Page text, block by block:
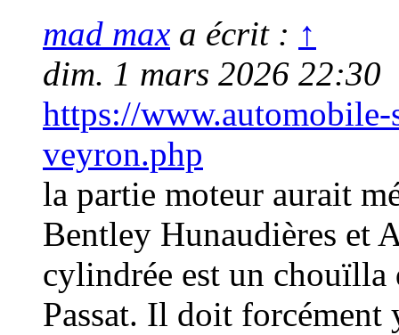
mad max a écrit : ↑
dim. 1 mars 2026 22:30
https://
veyron.php
la partie moteur aurait
Bentley Hunaudières et
cylindrée est un
Passat. Il doit forcément